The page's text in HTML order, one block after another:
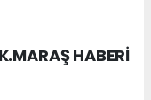
K.MARAŞ HABERİ